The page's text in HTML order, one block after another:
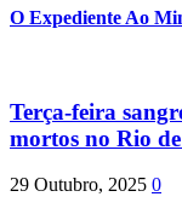
O Expediente Ao
Terça-feira
mortos no Rio
29 Outubro, 2025 0